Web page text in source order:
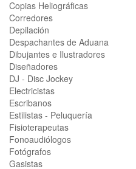
Copias Heliográficas
Corredores
Depilación
Despachantes de Aduana
Dibujantes e Ilustradores
Diseñadores
DJ - Disc Jockey
Electricistas
Escribanos
Estilistas - Peluquería
Fisioterapeutas
Fonoaudiólogos
Fotógrafos
Gasistas